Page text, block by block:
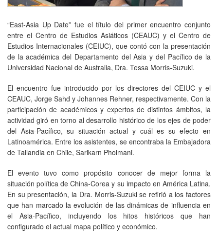
“East-Asia Up Date” fue el título del primer encuentro conjunto
entre el Centro de Estudios Asiáticos (CEAUC) y el Centro de
Estudios Internacionales (CEIUC), que contó con la presentación
de la académica del Departamento del Asia y del Pacífico de la
Universidad Nacional de Australia, Dra. Tessa Morris-Suzuki.
El encuentro fue introducido por los directores del CEIUC y el
CEAUC, Jorge Sahd y Johannes Rehner, respectivamente. Con la
participación de académicos y expertos de distintos ámbitos, la
actividad giró en torno al desarrollo histórico de los ejes de poder
del Asia-Pacífico, su situación actual y cuál es su efecto en
Latinoamérica. Entre los asistentes, se encontraba la Embajadora
de Tailandia en Chile, Sarikarn Pholmani.
El evento tuvo como propósito conocer de mejor forma la
situación política de China-Corea y su impacto en América Latina.
En su presentación, la Dra. Morris-Suzuki se refirió a los factores
que han marcado la evolución de las dinámicas de influencia en
el Asia-Pacífico, incluyendo los hitos históricos que han
configurado el actual mapa político y económico.